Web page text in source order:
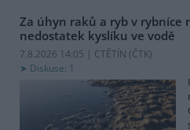
Za úhyn raků a ryb v rybníce
nedostatek kyslíku ve vodě
7.8.2026 14:05 | CTĚTÍN (ČTK)
Diskuse: 1